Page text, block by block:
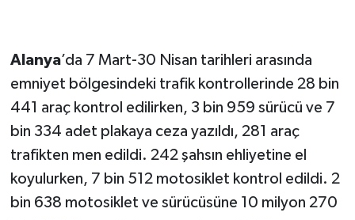
Alanya’da 7 Mart-30 Nisan tarihleri arasında
emniyet bölgesindeki trafik kontrollerinde 28 bin
441 araç kontrol edilirken, 3 bin 959 sürücü ve 7
bin 334 adet plakaya ceza yazıldı, 281 araç
trafikten men edildi. 242 şahsın ehliyetine el
koyulurken, 7 bin 512 motosiklet kontrol edildi. 2
bin 638 motosiklet ve sürücüsüne 10 milyon 270